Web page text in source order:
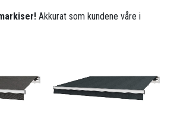
Akkurat som kundene våre i